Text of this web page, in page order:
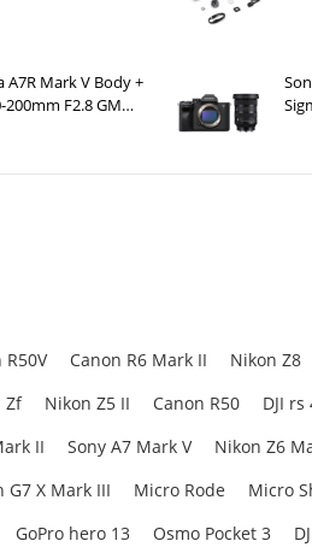
Pro – Đánh Giá Chi Tiết
ED 12-45mm F4.0 Pro là ống kính
thân máy MFT, mang lại cảm giác nhẹ
A7R Mark V Body +
200mm F2.8 GM
R50V Canon R6 Mark II Nikon Z8
Zf Nikon Z5 II Canon R50 DJI rs
II Sony A7 Mark V Nikon Z6
G7 X Mark III Micro Rode Micro
GoPro hero 13 Osmo Pocket 3